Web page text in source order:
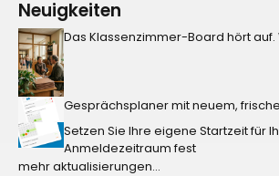
Neuigkeiten
Das Klassenzimmer-Board hört auf.
Gesprächsplaner mit neuem,
Setzen Sie Ihre eigene Startzeit für
Anmeldezeitraum fest
mehr aktualisierungen...